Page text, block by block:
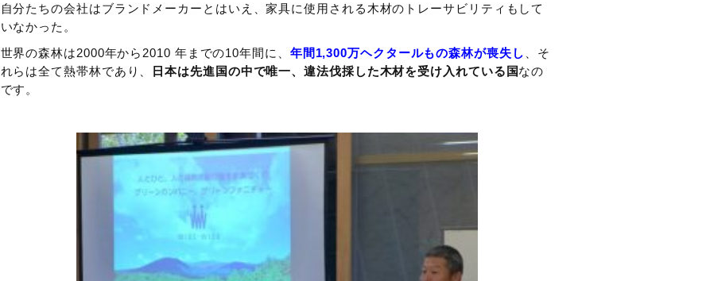
自分たちの会社はブランドメーカーとはいえ、家具に使用される木材のトレーサビリティもして
いなかった。
世界の森林は2000年から2010 年までの10年間に、 年間1,300万ヘクタールもの森林が喪失し 、そ
れらは全て熱帯林であり、
日本は先進国の中で唯一、違法伐採した木材を受け入れている国なの
です。